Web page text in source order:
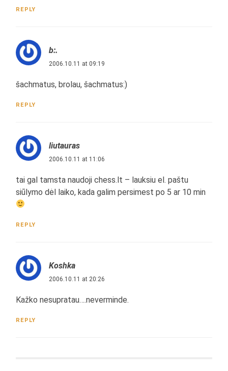
REPLY
b:.
2006.10.11 at 09:19
šachmatus, brolau, šachmatus:)
REPLY
liutauras
2006.10.11 at 11:06
tai gal tamsta naudoji chess.lt – lauksiu el. paštu
siūlymo dėl laiko, kada galim persimest po 5 ar 10 min
REPLY
Koshka
2006.10.11 at 20:26
Kažko nesupratau….neverminde.
REPLY